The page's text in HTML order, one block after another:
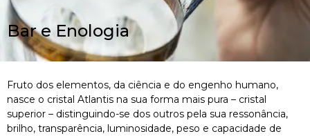
Bar e Enologia
Fruto dos elementos, da ciência e do engenho humano,
nasce o cristal Atlantis na sua forma mais pura – cristal
superior – distinguindo-se dos outros pela sua ressonância,
brilho, transparência, luminosidade, peso e capacidade de